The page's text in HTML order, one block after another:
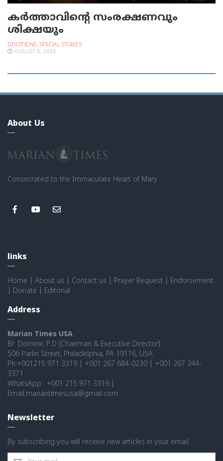
കർത്താവിന്റെ സംരക്ഷണവും
ശിക്ഷയും
DEVOTIONS, SPECIAL STORIES
AUGUST 6, 2026
About Us
Consecrated to the Immaculate Heart of Mary
links
Home About us Contact us Prayer Request
Endorsement
Donate Editorial
Address
Marian Times USA
Br. Dominic P.D (Chairman & Executive Director)
506 Parlin Street, Philadelphia, PA 19116, USA
Ph:+001215 971 3319 | +001 267 684-0230 | +001 267 244-
3371
WhatsApp : +001 215 971 3319 |
Email:mariantimesusa@gmail.com
Newsletter
By subscribing you will receive new articles in your email.